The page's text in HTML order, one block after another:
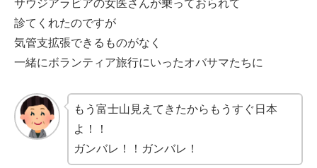
サウジアラビアの女医さんが乗っておられて
診てくれたのですが
気管支拡張できるものがなく
一緒にボランティア旅行にいったオバサマたちに
もう富士山見えてきたからもうすぐ日本
よ！！
ガンバレ！！ガンバレ！